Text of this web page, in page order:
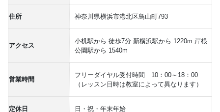
住所 神奈川県横浜市港北区鳥山町793
アクセス
小机駅から 徒歩7分 新横浜駅から 1220m 岸根
公園駅から 1540m
営業時間
フリーダイヤル受付時間 10：00～18：00
（レッスン日時は教室によって異なります）
定休日 日・祝・年末年始